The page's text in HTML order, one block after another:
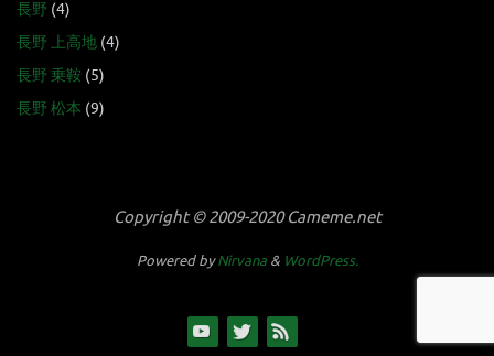
長野 (4)
長野 上高地 (4)
長野 乗鞍 (5)
長野 松本 (9)
Copyright © 2009-2020 Cameme.net
Powered byNirvana& WordPress.